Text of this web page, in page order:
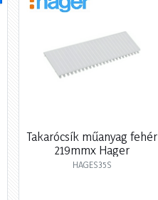
Takarócsík műanyag fehér
219mmx Hager
HAGES35S